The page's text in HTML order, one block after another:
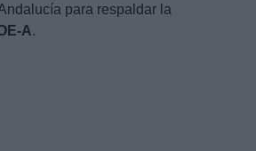
para respaldar la
A.